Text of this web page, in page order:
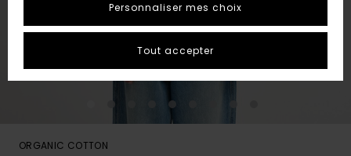
ORGANIC COTTON
Personnaliser mes choix
Tout accepter